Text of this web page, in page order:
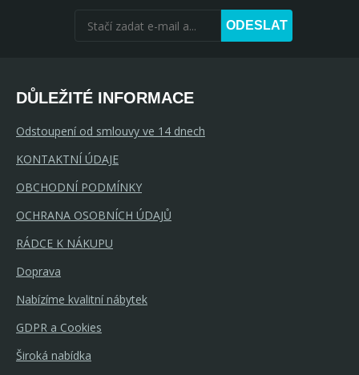
ODESLAT
DŮLEŽITÉ INFORMACE
Odstoupení od smlouvy ve 14 dnech
KONTAKTNÍ ÚDAJE
OBCHODNÍ PODMÍNKY
OCHRANA OSOBNÍCH ÚDAJŮ
RÁDCE K NÁKUPU
Doprava
Nabízíme kvalitní nábytek
GDPR a Cookies
Široká nabídka